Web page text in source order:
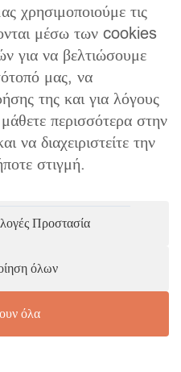
χρησιμοποιούμε τις
μέσω των cookies
για να βελτιώσουμε
μας, να
της και για λόγους
περισσότερα στην
να διαχειριστείτε την
στιγμή.
Προστασία
όλων
όλα